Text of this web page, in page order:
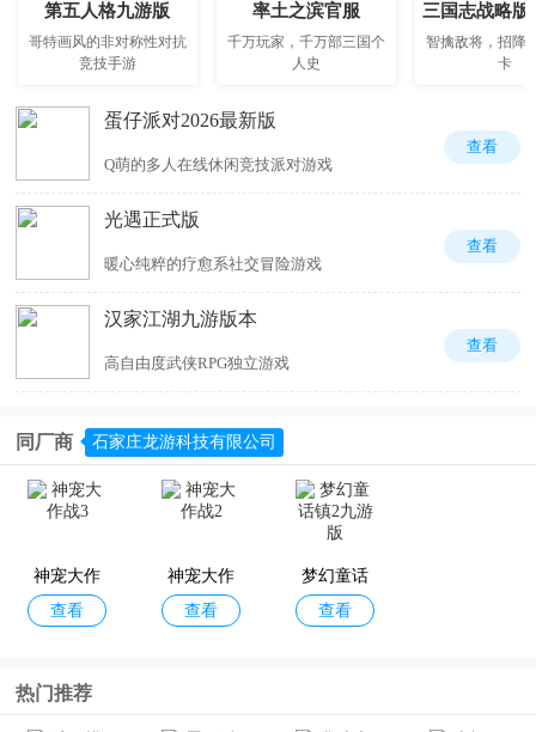
第五人格九游版
哥特画风的非对称性对抗
竞技手游
率土之滨官服
千万玩家，千万部三国个
人史
智擒敌将，招降
卡
蛋仔派对2026最新版
Q萌的多人在线休闲竞技派对游戏
查看
光遇正式版
暖心纯粹的疗愈系社交冒险游戏
查看
汉家江湖九游版本
高自由度武侠RPG独立游戏
查看
同厂商 石家庄龙游科技有限公司
神宠大作
战3
查看
神宠大作
战2
查看
梦幻童话
镇2九游版
查看
热门推荐